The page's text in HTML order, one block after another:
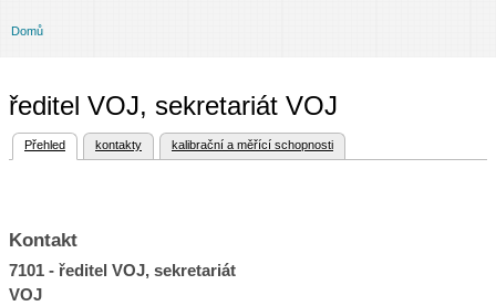
Jste zde
Domů
ředitel VOJ, sekretariát VOJ
Hlavní záložky
Přehled
(aktivní záložka) kontakty kalibrační a měřící schopnosti
Kontakt
7101 - ředitel VOJ, sekretariát
VOJ